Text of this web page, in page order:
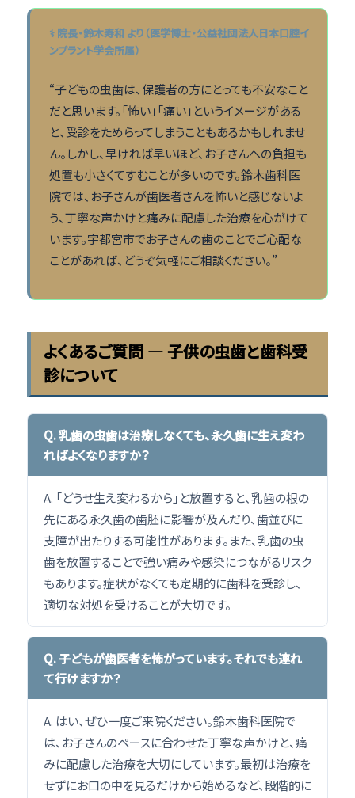
⚕ 院長・鈴木寿和 より（医学博士・公益社団法人日本口腔イ
ンプラント学会所属）
“子どもの虫歯は、保護者の方にとっても不安なこと
だと思います。「怖い」「痛い」というイメージがある
と、受診をためらってしまうこともあるかもしれませ
ん。しかし、早ければ早いほど、お子さんへの負担も
処置も小さくてすむことが多いのです。鈴木歯科医
院では、お子さんが歯医者さんを怖いと感じないよ
う、丁寧な声かけと痛みに配慮した治療を心がけて
います。宇都宮市でお子さんの歯のことでご心配な
ことがあれば、どうぞ気軽にご相談ください。”
よくあるご質問 ― 子供の虫歯と歯科受
診について
Q. 乳歯の虫歯は治療しなくても、永久歯に生え変わ
ればよくなりますか？
A. 「どうせ生え変わるから」と放置すると、乳歯の根の
先にある永久歯の歯胚に影響が及んだり、歯並びに
支障が出たりする可能性があります。また、乳歯の虫
歯を放置することで強い痛みや感染につながるリスク
もあります。症状がなくても定期的に歯科を受診し、
適切な対処を受けることが大切です。
Q. 子どもが歯医者を怖がっています。それでも連れ
て行けますか？
A. はい、ぜひ一度ご来院ください。鈴木歯科医院で
は、お子さんのペースに合わせた丁寧な声かけと、痛
みに配慮した治療を大切にしています。最初は治療を
せずにお口の中を見るだけから始めるなど、段階的に